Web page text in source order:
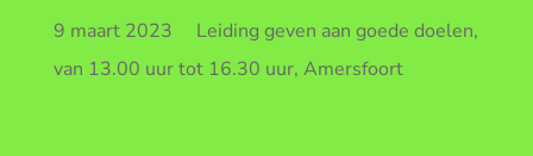
9 maart 2023 Leiding geven aan goede doelen,
van 13.00 uur tot 16.30 uur, Amersfoort